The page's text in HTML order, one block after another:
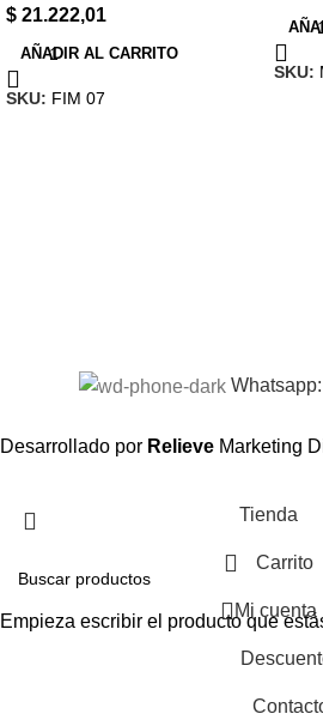
$ 21.222,01
AÑADIR AL CARRITO
SKU: FIM 07
SKU:
Desarrollado por Relieve Marketing
Empieza escribir el producto que
Tienda
Carrito
Mi cuenta